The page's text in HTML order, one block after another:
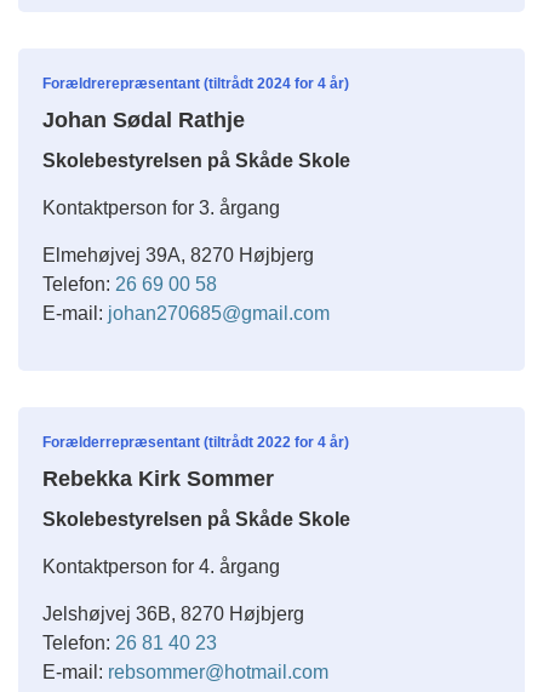
Forældrerepræsentant (tiltrådt 2024 for 4 år)
Johan Sødal Rathje
Skolebestyrelsen på Skåde Skole
Kontaktperson for 3. årgang
Elmehøjvej 39A, 8270 Højbjerg
Telefon: 26 69 00 58
E-mail: johan270685@gmail.com
Forælderrepræsentant (tiltrådt 2022 for 4 år)
Rebekka Kirk Sommer
Skolebestyrelsen på Skåde Skole
Kontaktperson for 4. årgang
Jelshøjvej 36B, 8270 Højbjerg
Telefon: 26 81 40 23
E-mail: rebsommer@hotmail.com